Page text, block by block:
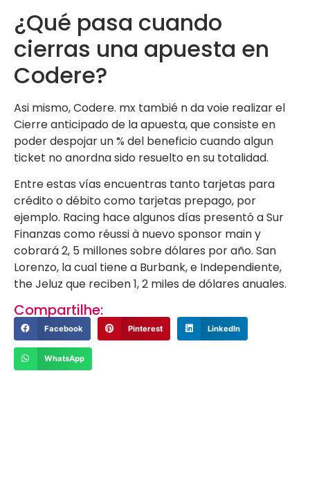
¿Qué pasa cuando
cierras una apuesta en
Codere?
Asi mismo, Codere. mx tambié n da voie realizar el
Cierre anticipado de la apuesta, que consiste en
poder despojar un % del beneficio cuando algun
ticket no anordna sido resuelto en su totalidad.
Entre estas vías encuentras tanto tarjetas para
crédito o débito como tarjetas prepago, por
ejemplo. Racing hace algunos días presentó a Sur
Finanzas como réussi à nuevo sponsor main y
cobrará 2, 5 millones sobre dólares por año. San
Lorenzo, la cual tiene a Burbank, e Independiente,
the Jeluz que reciben 1, 2 miles de dólares anuales.
Compartilhe:
Facebook Pinterest LinkedIn
WhatsApp